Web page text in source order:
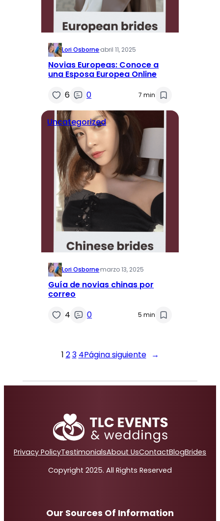
Lori Osborne·abril 11, 2025
Novias Europeas: Conoce a
una Esposa Europea Online
6
0 7 min
Uncategorized
Lori Osborne·marzo 13, 2025
Guía de novias chinas por
correo
4
0 5 min
1 23 4Página siguiente →
Privacy PolicyTestimonialsAbout UsContactBlogBrides
Copyright 2025. All Rights Reserved
Our Sources Of Information